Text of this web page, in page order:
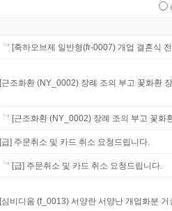
[축하오브제 일반형(fr-0007) 개업 결혼식
[근조화환 (NY_0002) 장례 조의 부고 꽃화환
[근조화환 (NY_0002) 장례 조의 부고 꽃화
[급] 주문취소 및 카드 취소 요청드립니다.
[급] 주문취소 및 카드 취소 요청드립니다.
[심비디움 (f_0013) 서양란 서양난 개업화분